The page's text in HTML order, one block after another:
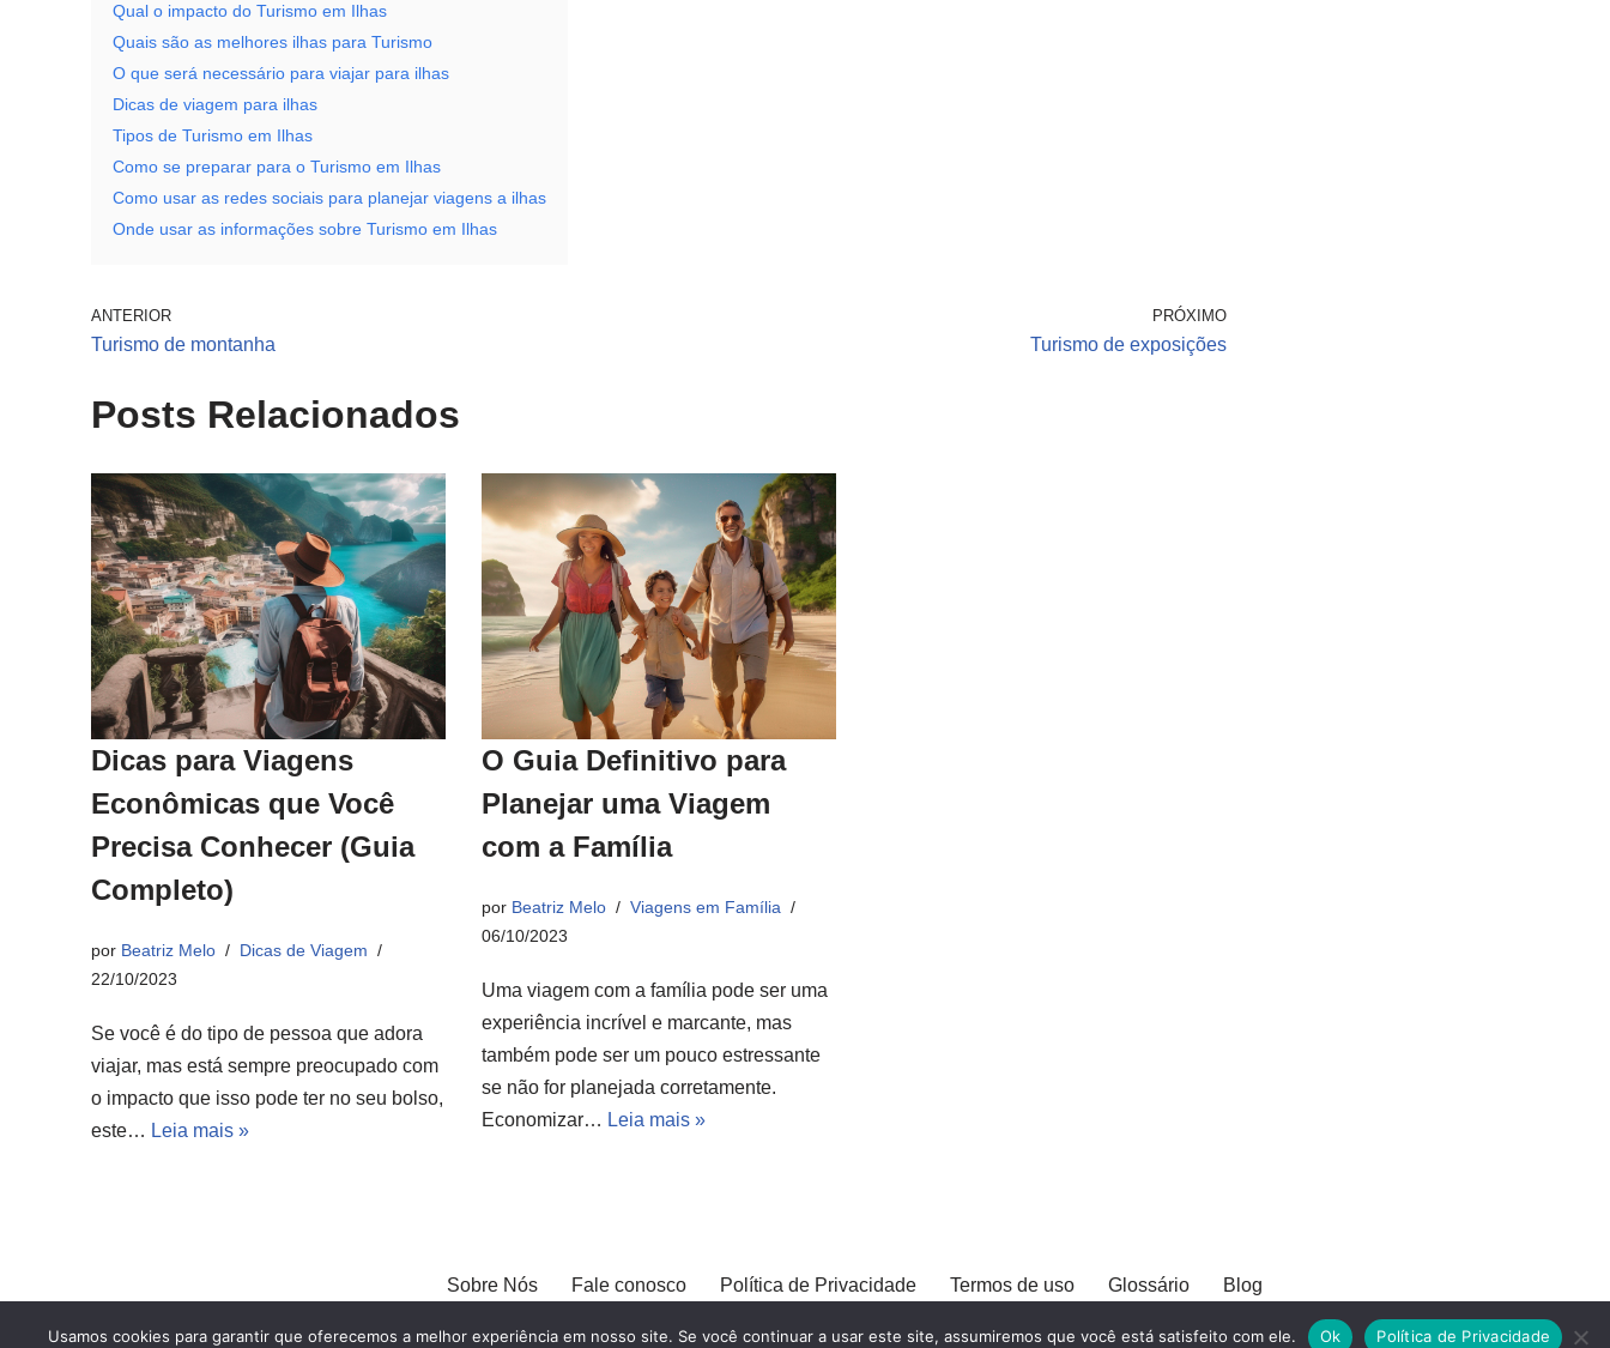
Qual o impacto do Turismo em Ilhas
Quais são as melhores ilhas para Turismo
O que será necessário para viajar para ilhas
Dicas de viagem para ilhas
Tipos de Turismo em Ilhas
Como se preparar para o Turismo em Ilhas
Como usar as redes sociais para planejar viagens a ilhas
Onde usar as informações sobre Turismo em Ilhas
ANTERIOR
Turismo de montanha
PRÓXIMO
Turismo de exposições
Posts Relacionados
Dicas para Viagens
Econômicas que Você
Precisa Conhecer (Guia
Completo)
por Beatriz Melo
Dicas de Viagem
22/10/2023
Se você é do tipo de pessoa que adora
viajar, mas está sempre preocupado com
o impacto que isso pode ter no seu bolso,
este… Leia mais »
O Guia Definitivo para
Planejar uma Viagem
com a Família
por Beatriz Melo
Viagens em Família
06/10/2023
Uma viagem com a família pode ser uma
experiência incrível e marcante, mas
também pode ser um pouco estressante
se não for planejada corretamente.
Economizar… Leia mais »
Sobre Nós Fale conosco Política de Privacidade Termos de uso Glossário Blog
© Explore Destinos - TODOS OS DIREITOS RESERVADOS.
Usamos cookies para garantir que oferecemos a melhor experiência em nosso site. Se você continuar a usar este site, assumiremos que você está satisfeito com ele. Ok Política de Privacidade